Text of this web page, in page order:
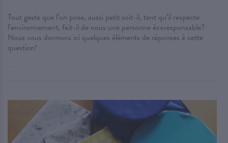
Tout geste que l’on pose, aussi petit soit-il, tant qu’il respecte
l’environnement, fait-il de nous une personne écoresponsable?
Nous vous donnons ici quelques éléments de réponses à cette
question!
. . .